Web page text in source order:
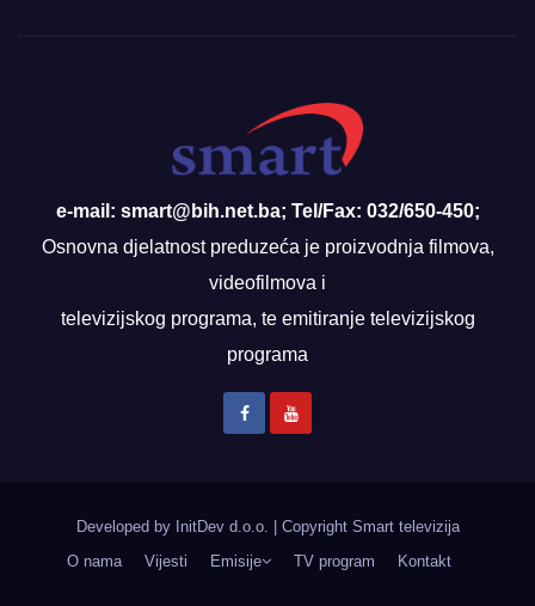
e-mail: smart@bih.net.ba; Tel/Fax: 032/650-450;
Osnovna djelatnost preduzeća je proizvodnja filmova,
videofilmova i
televizijskog programa, te emitiranje televizijskog
programa
Developed by InitDev d.o.o.
Copyright Smart televizija
O nama
Vijesti Emisije TV program Kontakt